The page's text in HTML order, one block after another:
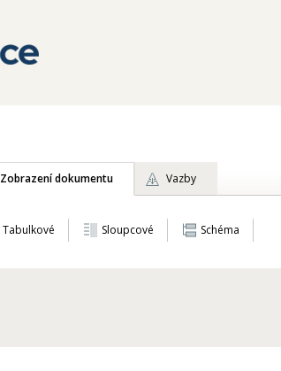
Zobrazení dokumentu Vazby
Tabulkové Sloupcové Schéma